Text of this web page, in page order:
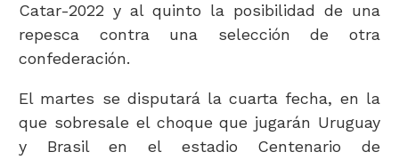
Catar-2022 y al quinto la posibilidad de una
repesca contra una selección de otra
confederación.
El martes se disputará la cuarta fecha, en la
que sobresale el choque que jugarán Uruguay
y Brasil en el estadio Centenario de